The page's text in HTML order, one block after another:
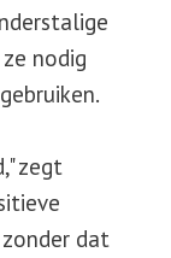
nodig
zegt
dat